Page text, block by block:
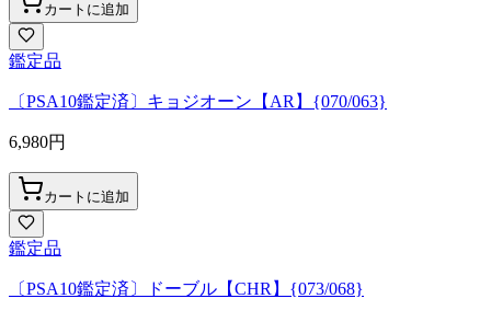
カートに追加
鑑定品
〔PSA10鑑定済〕キョジオーン【AR】{070/063}
6,980円
カートに追加
鑑定品
〔PSA10鑑定済〕ドーブル【CHR】{073/068}